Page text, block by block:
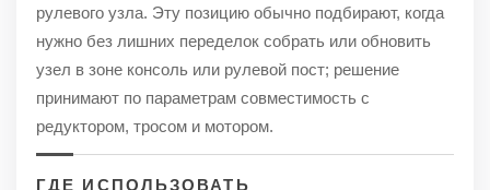
рулевого узла. Эту позицию обычно подбирают, когда
нужно без лишних переделок собрать или обновить
узел в зоне консоль или рулевой пост; решение
принимают по параметрам совместимость с
редуктором, тросом и мотором.
ГДЕ ИСПОЛЬЗОВАТЬ